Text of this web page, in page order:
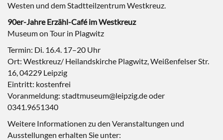
Westen und dem Stadtteilzentrum Westkreuz.
90er-Jahre Erzähl-Café im Westkreuz
Museum on Tour in Plagwitz
Termin: Di. 16.4. 17–20 Uhr
Ort: Westkreuz/ Heilandskirche Plagwitz, Weißenfelser Str.
16, 04229 Leipzig
Eintritt: kostenfrei
Voranmeldung: stadtmuseum@leipzig.de oder
0341.9651340
Weitere Informationen zu den Veranstaltungen und
Ausstellungen erhalten Sie unter: